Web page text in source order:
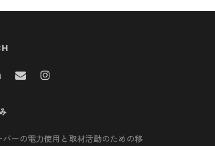
バーの電力使用と取材活動のための移